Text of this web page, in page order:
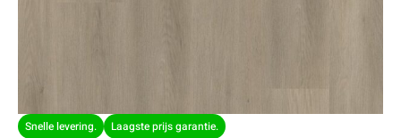
Snelle levering. Laagste prijs garantie.